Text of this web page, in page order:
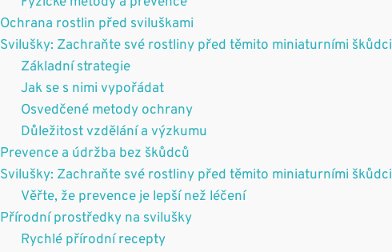
Ochrana rostlin před sviluškami
Svilušky: Zachraňte své rostliny před těmito miniaturními škůdci
Základní strategie
Jak se s nimi vypořádat
Osvedčené metody ochrany
Důležitost vzdělání a výzkumu
Prevence a údržba bez škůdců
Svilušky: Zachraňte své rostliny před těmito miniaturními škůdci
Věřte, že prevence je lepší než léčení
Přírodní prostředky na svilušky
Rychlé přírodní recepty